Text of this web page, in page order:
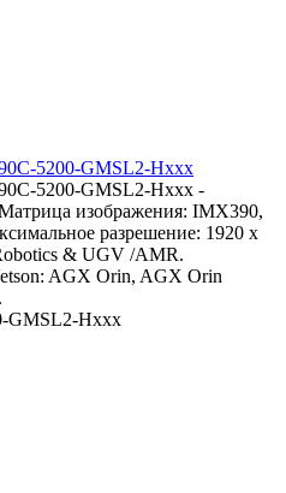
5200-GMSL2-Hxxx
5200-GMSL2-Hxxx -
изображения: IMX390,
разрешение: 1920 x
& UGV /AMR.
AGX Orin, AGX Orin
GMSL2-Hxxx